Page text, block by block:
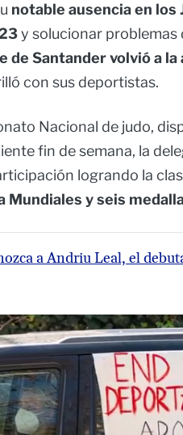
notable ausencia en los
y solucionar
de Santander volvió a la
con sus deportistas.
Nacional de judo,
fin de semana, la
logrando la
Mundiales y seis
a Andriu Leal, el